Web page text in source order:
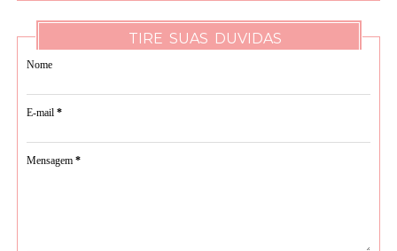
TIRE SUAS DUVIDAS
Nome
E-mail*
Mensagem*